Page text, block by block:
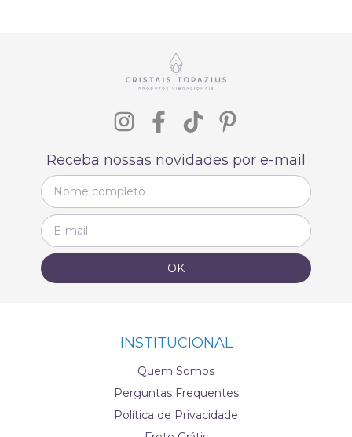
Receba nossas novidades por e-mail
INSTITUCIONAL
Quem Somos
Perguntas Frequentes
Política de Privacidade